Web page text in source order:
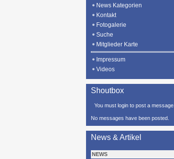
News Kategorien
Kontakt
Fotogalerie
Suche
Mitglieder Karte
Impressum
Videos
Shoutbox
You must login to post a message.
No messages have been posted.
News & Artikel
NEWS